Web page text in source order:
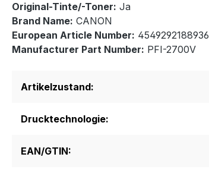
Original-Tinte/-Toner: Ja
Brand Name: CANON
European Article Number: 4549292188936
Manufacturer Part Number: PFI-2700V
Artikelzustand:
Drucktechnologie:
EAN/GTIN: